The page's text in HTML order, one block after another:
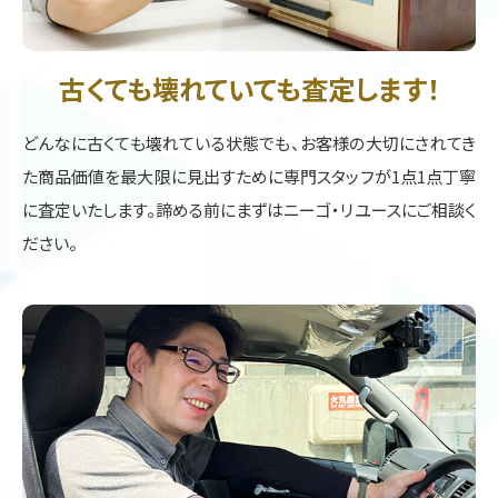
古くても壊れていても査定します！
どんなに古くても壊れている状態でも、お客様の大切にされてき
た商品価値を最大限に見出すために専門スタッフが1点1点丁寧
に査定いたします。諦める前にまずはニーゴ・リユースにご相談く
ださい。